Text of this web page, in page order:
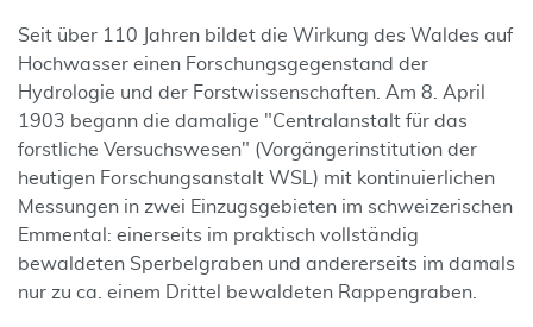
Seit über 110 Jahren bildet die Wirkung des Waldes auf
Hochwasser einen Forschungsgegenstand der
Hydrologie und der Forstwissenschaften. Am 8. April
1903 begann die damalige "Centralanstalt für das
forstliche Versuchswesen" (Vorgängerinstitution der
heutigen Forschungsanstalt WSL) mit kontinuierlichen
Messungen in zwei Einzugsgebieten im schweizerischen
Emmental: einerseits im praktisch vollständig
bewaldeten Sperbelgraben und andererseits im damals
nur zu ca. einem Drittel bewaldeten Rappengraben.